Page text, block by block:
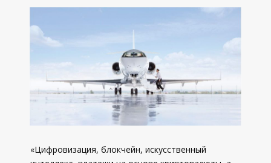
«Цифровизация, блокчейн, искусственный